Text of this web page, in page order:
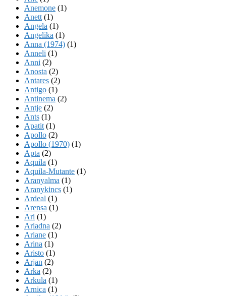
Anemone (1)
Anett (1)
Angela (1)
Angelika (1)
Anna (1974) (1)
Anneli (1)
Anni (2)
Anosta (2)
Antares (2)
Antigo (1)
Antinema (2)
Antje (2)
Ants (1)
Apatit (1)
Apollo (2)
Apollo (1970) (1)
Apta (2)
Aquila (1)
Aquila-Mutante (1)
Aranyalma (1)
Aranykincs (1)
Ardeal (1)
Arensa (1)
Ari (1)
Ariadna (2)
Ariane (1)
Arina (1)
Aristo (1)
Arjan (2)
Arka (2)
Arkula (1)
Arnica (1)